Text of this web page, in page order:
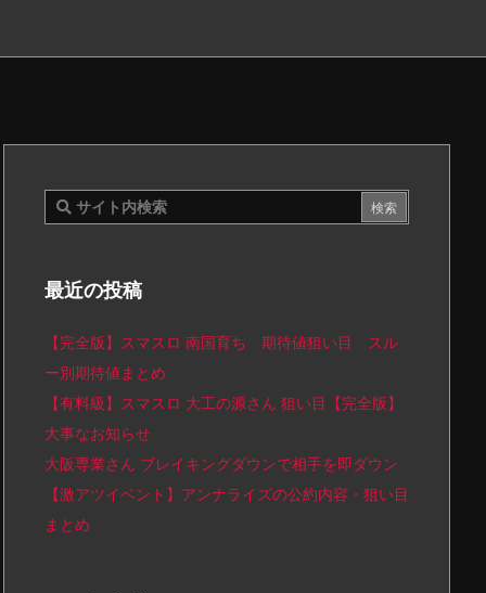
最近の投稿
【完全版】スマスロ 南国育ち 期待値狙い目 スル
ー別期待値まとめ
【有料級】スマスロ 大工の源さん 狙い目【完全版】
大事なお知らせ
大阪専業さん ブレイキングダウンで相手を即ダウン
【激アツイベント】アンナライズの公約内容・狙い目
まとめ